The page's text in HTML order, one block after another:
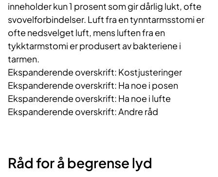
inneholder kun 1 prosent som gir dårlig lukt, ofte
svovelforbindelser. Luft fra en tynntarmsstomi er
ofte nedsvelget luft, mens luften fra en
tykktarmstomi er produsert av bakteriene i
tarmen.
Ekspanderende overskrift: Kostjusteringer
Ekspanderende overskrift: Ha noe i posen
Ekspanderende overskrift: Ha noe i lufte
Ekspanderende overskrift: Andre råd
Råd for å begrense lyd